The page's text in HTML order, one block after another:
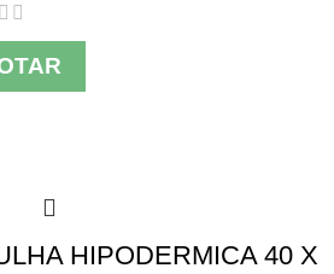
HIPODERMICA 40 X